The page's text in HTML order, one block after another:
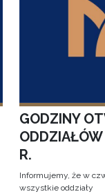
GODZINY
R.
Informujemy, że w
wszystkie oddziały